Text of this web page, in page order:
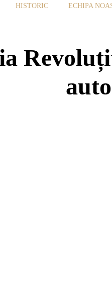
HISTORIC ECHIPA